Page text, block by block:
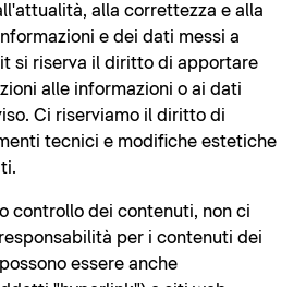
alla correttezza e alla
e dei dati messi a
si riserva il diritto di apportare
alle informazioni o ai dati
Ci riserviamo il diritto di
tecnici e modifiche estetiche
controllo dei contenuti, non ci
per i contenuti dei
essere anche